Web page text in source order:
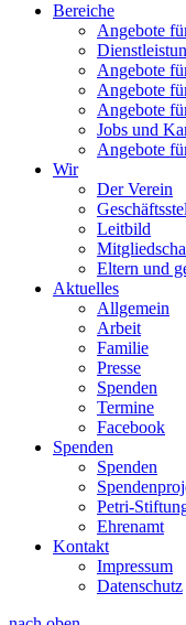
Bereiche
Angebote
Angebote
Angebote
Angebote
Jobs und
Angebote
Wir
Der Verein
Leitbild
Eltern und
Aktuelles
Allgemein
Arbeit
Familie
Presse
Spenden
Termine
Facebook
Spenden
Spenden
Petri-
Ehrenamt
Kontakt
Impressum
Datenschutz